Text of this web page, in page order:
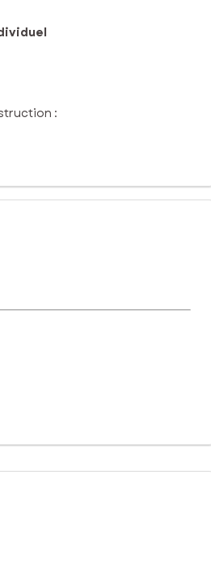
:
les espaces de